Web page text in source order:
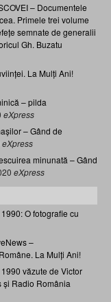
– Documentele
Primele trei volume
semnate de generalii
Gh. Buzatu
La Mulți Ani!
– pilda
eXpress
– Gând de
eXpress
minunată – Gând
eXpress
O fotografie cu
–
La Mulți Ani!
văzute de Victor
și Radio România